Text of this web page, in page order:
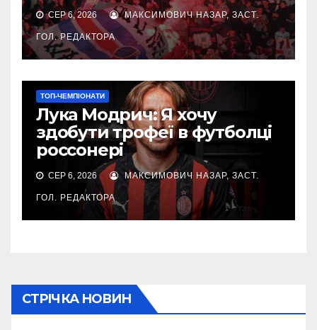
СЕР 6, 2026 МАКСИМОВИЧ НАЗАР, ЗАСТ.
ГОЛ. РЕДАКТОРА
ТОП-ЧЕМПІОНАТИ
Лука Модрич: Я хочу
здобути трофеї в футболці
россонері
СЕР 6, 2026 МАКСИМОВИЧ НАЗАР, ЗАСТ.
ГОЛ. РЕДАКТОРА
СТРІЧКА НОВИН